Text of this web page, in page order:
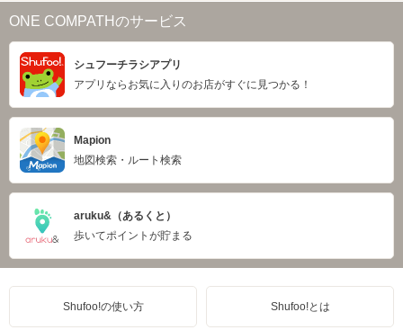
ONE COMPATHのサービス
シュフーチラシアプリ
アプリならお気に入りのお店がすぐに見つかる！
Mapion
地図検索・ルート検索
aruku&（あるくと）
歩いてポイントが貯まる
Shufoo!の使い方 Shufoo!とは